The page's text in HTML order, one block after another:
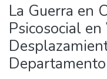
La Guerra en
Psicosocial